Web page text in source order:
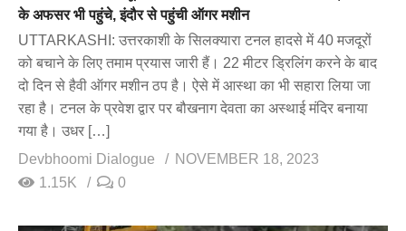
के अफसर भी पहुंचे, इंदौर से पहुंची ऑगर मशीन
UTTARKASHI: उत्तरकाशी के सिलक्यारा टनल हादसे में 40 मजदूरों
को बचाने के लिए तमाम प्रयास जारी हैं। 22 मीटर ड्रिलिंग करने के बाद
दो दिन से हैवी ऑगर मशीन ठप है। ऐसे में आस्था का भी सहारा लिया जा
रहा है। टनल के प्रवेश द्वार पर बौखनाग देवता का अस्थाई मंदिर बनाया
गया है। उधर […]
Devbhoomi Dialogue
NOVEMBER 18, 2023
1.15K
0